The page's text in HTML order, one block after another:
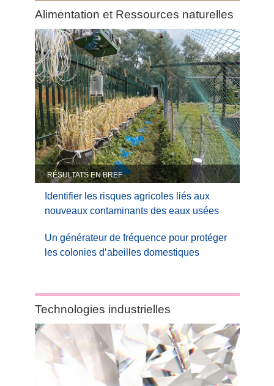
Category:
Alimentation
et
Ressources
naturelles
Alimentation et Ressources naturelles
RÉSULTATS EN BREF
Identifier les risques agricoles liés aux
nouveaux contaminants des eaux usées
Un générateur de fréquence pour protéger
les colonies d’abeilles domestiques
Category:
Technologies
industrielles
Technologies industrielles